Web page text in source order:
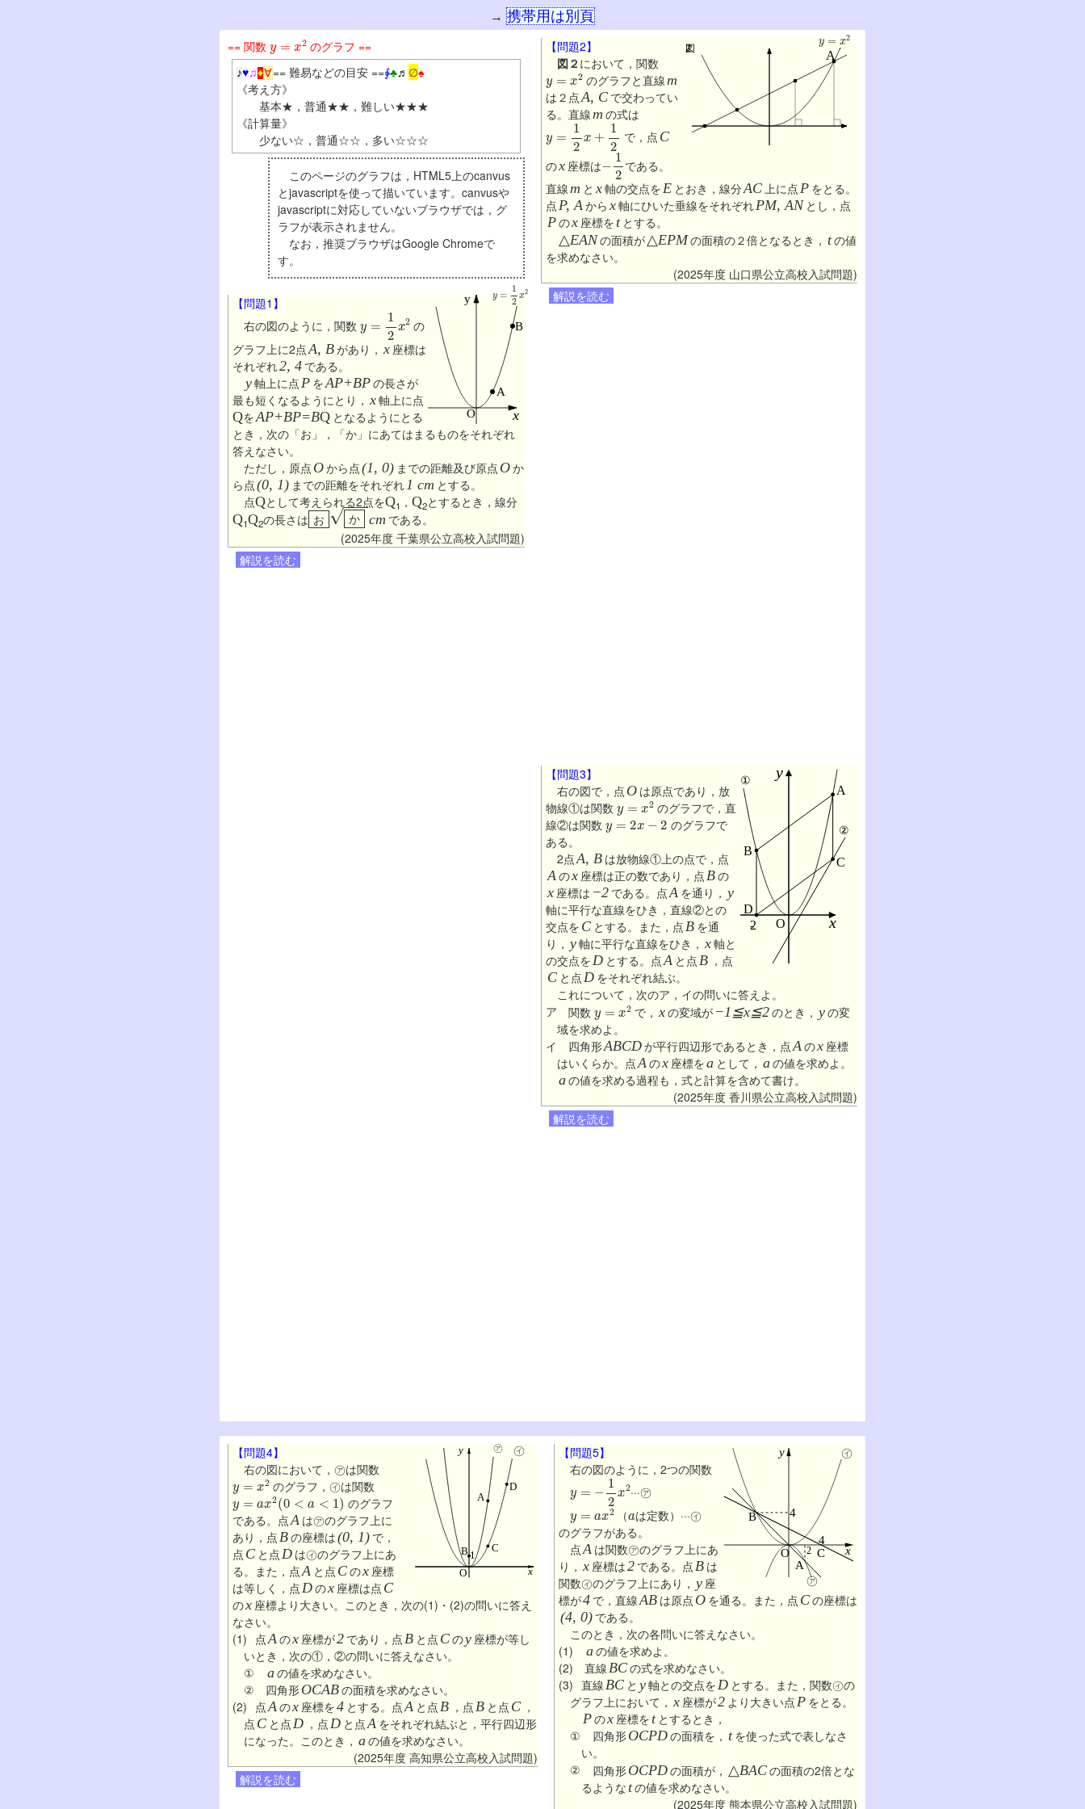
→ 携帯用は別頁
== 関数 y=x2 のグラフ ==
♪♥♫♦∀== 難易などの目安 ==∳♣♬ ∅♠
《考え方》
基本★，普通★★，難しい★★★
《計算量》
少ない☆，普通☆☆，多い☆☆☆
このページのグラフは，HTML5上のcanvus
とjavascriptを使って描いています。canvusや
javascriptに対応していないブラウザでは，グ
ラフが表示されません。
なお，推奨ブラウザはGoogle Chromeで
す。
2x
【問題1】
右の図のように，関数
2x
の
グラフ上に2点A, Bがあり， x 座標は
それぞれ2, 4 である。
y軸上に点 P をAP+BPの長さが
最も短くなるようにとり， x軸上に点
QをAP+BP=BQ となるようにとる
とき，次の「お」，「か」にあてはまるものをそれぞれ
答えなさい。
ただし，原点 Oから点(1, 0) までの距離及び原点 Oか
ら点(0, 1) までの距離をそれぞれ 1 cm とする。
点Qとして考えられる2点をQ1 ， Q2とするとき，線分
Q1Q2の長さは お か cm である。
(2025年度 千葉県公立高校入試問題)
解説を読む
y=x2
【問題2】
図２ において，関数
=x2 のグラフと直線m
は２点A, C で交わってい
る。直線m の式は
y= 2x + で，点 C
のx 座標は 12 である。
直線m と x軸の交点をE とおき，線分AC上に点P をとる。
点P, Aから x軸にひいた垂線をそれぞれPM, AN とし，点
Pのx 座標を t とする。
△EANの面積が△EPMの面積の２倍となるとき， tの値
を求めなさい。
(2025年度 山口県公立高校入試問題)
解説を読む
【問題3】
右の図で，点 O は原点であり，放
物線①は関数 y=x 2 のグラフで，直
線②は関数 y=2 x−2
のグラフで
ある。
2点A, B は放物線①上の点で，点
Aのx 座標は正の数であり，点Bの
x 座標は −2 である。点A を通り， y
軸に平行な直線をひき，直線②との
交点を C とする。また，点B を通
り， y軸に平行な直線をひき， x軸と
の交点をD とする。点A と点B ，点
C と点D をそれぞれ結ぶ。
これについて，次のア，イの問いに答えよ。
ア 関数 y=x 2 で， xの変域が −1≦x≦2のとき， yの変
域を求めよ。
イ 四角形ABCDが平行四辺形であるとき，点Aのx 座標
はいくらか。点Aのx 座標をa として， aの値を求めよ。
aの値を求める過程も，式と計算を含めて書け。
(2025年度 香川県公立高校入試問題)
解説を読む
㋐ ㋑
【問題4】
右の図において，㋐は関数
=x2 のグラフ，㋑は関数
y =a x2 (0<a<1)
のグラフ
である。点A は㋐のグラフ上に
あり，点Bの座標は(0, 1) で，
点 C と点D は㋑のグラフ上にあ
る。また，点A と点 Cのx 座標
は等しく，点Dのx 座標は点 C
のx 座標より大きい。このとき，次の(1)・(2)の問いに答え
なさい。
(1)点Aのx 座標が2 であり，点B と点 Cのy 座標が等し
いとき，次の①，②の問いに答えなさい。
① aの値を求めなさい。
② 四角形OCABの面積を求めなさい。
(2)点Aのx 座標を4 とする。点A と点B ，点B と点 C ，
点 C と点D ，点D と点A をそれぞれ結ぶと，平行四辺形
になった。このとき， aの値を求めなさい。
(2025年度 高知県公立高校入試問題)
解説を読む
㋑
㋐
【問題5】
右の図のように，2つの関数
y= 1 2 x2 ···㋐
y （ は定数）···㋑
のグラフがある。
点A は関数㋐のグラフ上にあ
り， x 座標は2 である。点 B は
関数㋑のグラフ上にあり， y 座
標が4 で，直線AB は原点 O を通る。また，点 Cの座標は
(4, 0) である。
このとき，次の各問いに答えなさい。
(1) aの値を求めよ。
(2) 直線 BCの式を求めなさい。
(3)直線 BC と y軸との交点を D とする。また，関数㋑の
グラフ上において， x 座標が2 より大きい点 P をとる。
Pのx 座標を t とするとき，
① 四角形OCPDの面積を， t を使った式で表しなさ
い。
② 四角形OCPDの面積が， △BACの面積の2倍とな
るような tの値を求めなさい。
(2025年度 熊本県公立高校入試問題)